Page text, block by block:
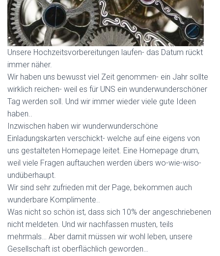
Unsere Hochzeitsvorbereitungen laufen- das Datum rückt
immer näher.
Wir haben uns bewusst viel Zeit genommen- ein Jahr sollte
wirklich reichen- weil es für UNS ein wunderwunderschöner
Tag werden soll. Und wir immer wieder viele gute Ideen
haben..
Inzwischen haben wir wunderwunderschöne
Einladungskarten verschickt- welche auf eine eigens von
uns gestalteten Homepage leitet. Eine Homepage drum,
weil viele Fragen auftauchen werden übers wo-wie-wiso-
undüberhaupt.
Wir sind sehr zufrieden mit der Page, bekommen auch
wunderbare Komplimente..
Was nicht so schön ist, dass sich 10% der angeschriebenen
nicht meldeten. Und wir nachfassen musten, teils
mehrmals… Aber damit müssen wir wohl leben, unsere
Gesellschaft ist oberflächlich geworden…